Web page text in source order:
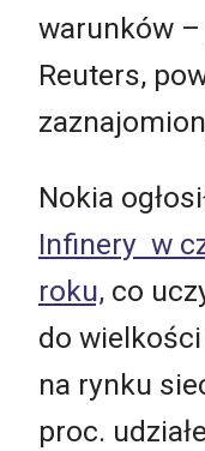
warunków
Reuters,
Nokia
Infinery w
roku, co
do
na rynku
proc.